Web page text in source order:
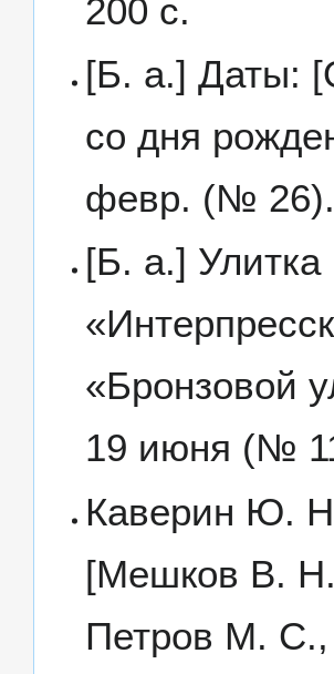
200 с.
[Б. а.] Даты:
со дня
февр. (№
[Б. а.]
«Бронзовой
19 июня (№
Каверин Ю.
[Мешков В.
Петров М.